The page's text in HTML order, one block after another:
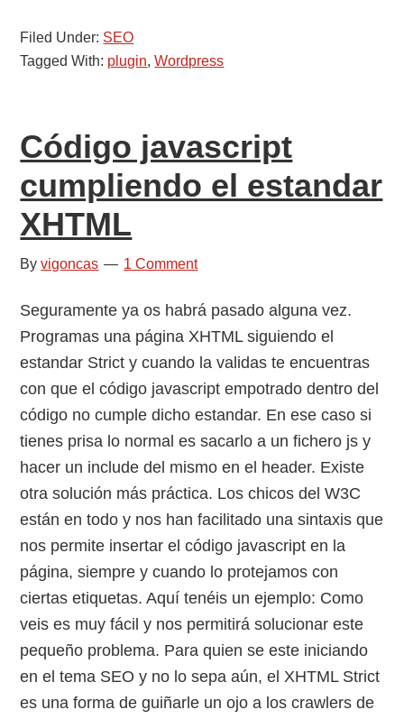
Worpress
posts
relacionados
Filed Under: SEO
Tagged With: plugin,Wordpress
Código javascript
cumpliendo el estandar
XHTML
Byvigoncas 1 Comment
Seguramente ya os habrá pasado alguna vez.
Programas una página XHTML siguiendo el
estandar Strict y cuando la validas te encuentras
con que el código javascript empotrado dentro del
código no cumple dicho estandar. En ese caso si
tienes prisa lo normal es sacarlo a un fichero js y
hacer un include del mismo en el header. Existe
otra solución más práctica. Los chicos del W3C
están en todo y nos han facilitado una sintaxis que
nos permite insertar el código javascript en la
página, siempre y cuando lo protejamos con
ciertas etiquetas. Aquí tenéis un ejemplo: Como
veis es muy fácil y nos permitirá solucionar este
pequeño problema. Para quien se este iniciando
en el tema SEO y no lo sepa aún, el XHTML Strict
es una forma de guiñarle un ojo a los crawlers de